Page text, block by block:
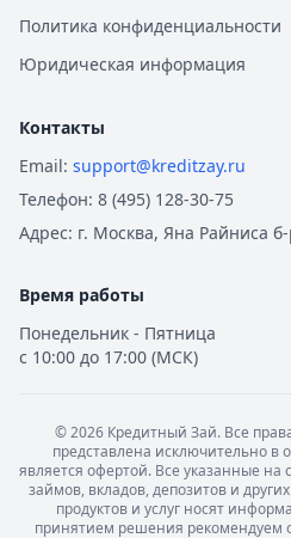
Политика конфиденциальности
Юридическая информация
Контакты
Email: support@kreditzay.ru
Телефон: 8 (495) 128-30-75
Адрес: г. Москва, Яна Райниса
Время работы
Понедельник - Пятница
с 10:00 до 17:00 (МСК)
©2026 Кредитный Зай. Все
представлена исключительно в
является офертой. Все указанные на
займов, вкладов, депозитов и
продуктов и услуг носят
принятием решения рекомендуем